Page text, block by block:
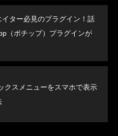
ホで表示
イター必見のプラグイン！話
（ポチップ）プラグインが
クスメニューをスマホで表示